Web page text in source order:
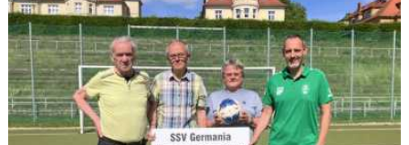
weiterlesen